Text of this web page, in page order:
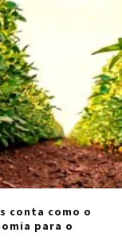
conta como o
para o